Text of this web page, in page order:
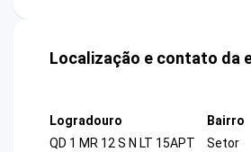
Localização e contato da
Logradouro
QD 1 MR 12 S N LT 15APT
Bairro
Setor